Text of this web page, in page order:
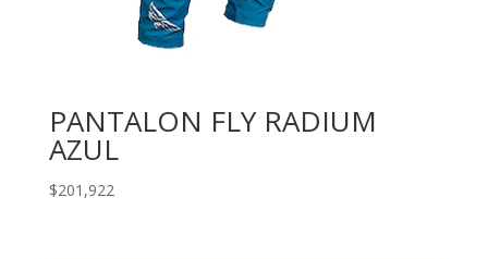
PANTALON FLY RADIUM
AZUL
$201,922